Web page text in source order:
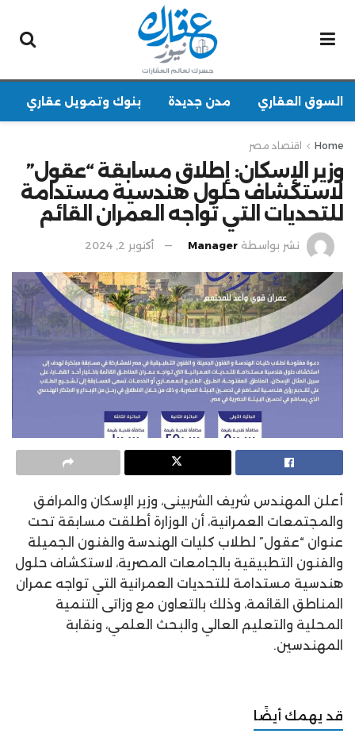
السوق العقاري مدن جديدة بنوك وتمويل عقاري
Home اقتصاد مصر
وزير الإسكان: إطلاق مسابقة “عقول”
لاستكشاف حلول هندسية مستدامة
للتحديات التي تواجه العمران القائم
نشر بواسطة Manager أكتوبر 2, 2024
أعلن المهندس شريف الشربينى، وزير الإسكان والمرافق
والمجتمعات العمرانية، أن الوزارة أطلقت مسابقة تحت
عنوان “عقول” لطلاب كليات الهندسة والفنون الجميلة
والفنون التطبيقية بالجامعات المصرية، لاستكشاف حلول
هندسية مستدامة للتحديات العمرانية التي تواجه عمران
المناطق القائمة، وذلك بالتعاون مع وزاتى التنمية
المحلية والتعليم العالي والبحث العلمي، ونقابة
المهندسين.
قد يهمك أيضًا